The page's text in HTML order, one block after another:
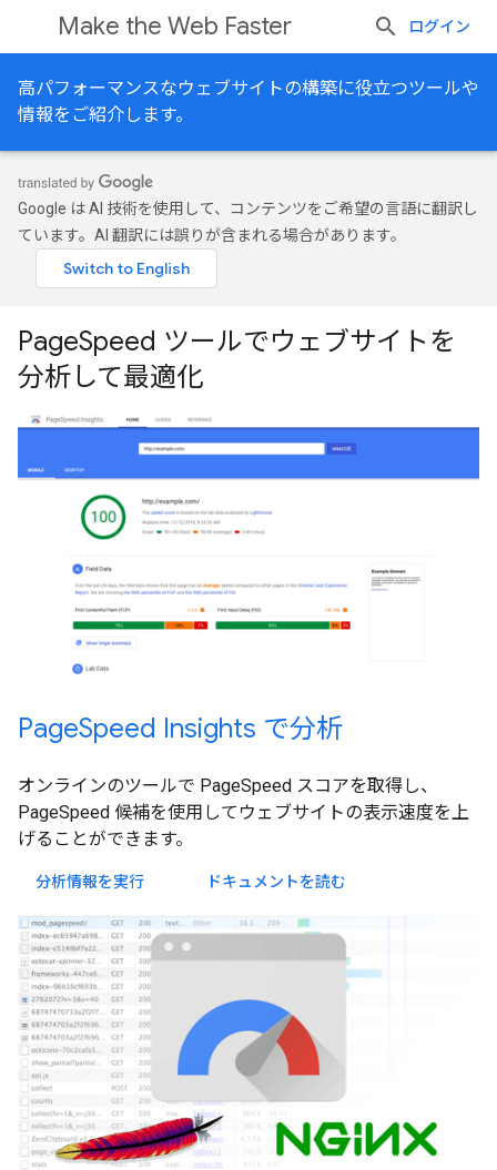
Make the Web Faster ログイン
高パフォーマンスなウェブサイトの構築に役立つツールや
情報をご紹介します。
Google は AI 技術を使用して、コンテンツをご希望の言語に翻訳し
ています。AI 翻訳には誤りが含まれる場合があります。
PageSpeed ツールでウェブサイトを
分析して最適化
PageSpeed Insights で分析
オンラインのツールで PageSpeed スコアを取得し、
PageSpeed 候補を使用してウェブサイトの表示速度を上
げることができます。
分析情報を実行 ドキュメントを読む